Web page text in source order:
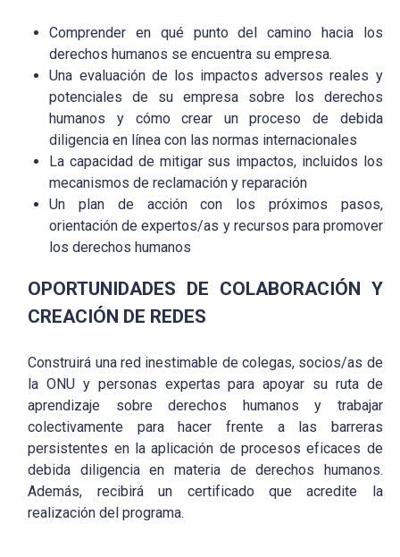
Comprender en qué punto del camino hacia los
derechos humanos se encuentra su empresa.
Una evaluación de los impactos adversos reales y
potenciales de su empresa sobre los derechos
humanos y cómo crear un proceso de debida
diligencia en línea con las normas internacionales
La capacidad de mitigar sus impactos, incluidos los
mecanismos de reclamación y reparación
Un plan de acción con los próximos pasos,
orientación de expertos/as y recursos para promover
los derechos humanos
OPORTUNIDADES DE COLABORACIÓN Y
CREACIÓN DE REDES
Construirá una red inestimable de colegas, socios/as de
la ONU y personas expertas para apoyar su ruta de
aprendizaje sobre derechos humanos y trabajar
colectivamente para hacer frente a las barreras
persistentes en la aplicación de procesos eficaces de
debida diligencia en materia de derechos humanos.
Además, recibirá un certificado que acredite la
realización del programa.